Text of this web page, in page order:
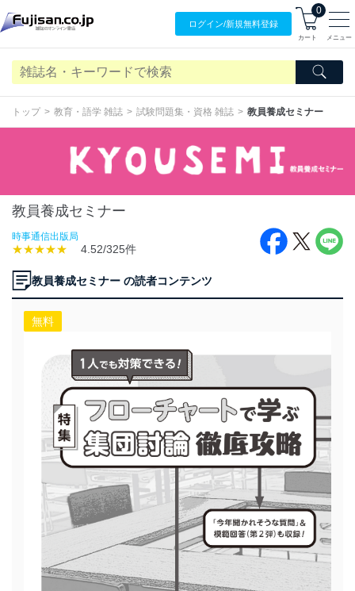
ログイン/新規無料登録
0
カート メニュー
トップ 教育・語学 雑誌 試験問題集・資格 雑誌 教員養成セミナー
教員養成セミナー
時事通信出版局
★★★★★ 4.52/325件
教員養成セミナー の読者コンテンツ
無料